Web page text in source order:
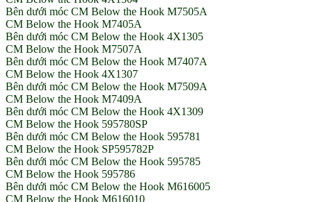
Bên dưới móc CM Below the Hook M7505A
CM Below the Hook M7405A
Bên dưới móc CM Below the Hook 4X1305
CM Below the Hook M7507A
Bên dưới móc CM Below the Hook M7407A
CM Below the Hook 4X1307
Bên dưới móc CM Below the Hook M7509A
CM Below the Hook M7409A
Bên dưới móc CM Below the Hook 4X1309
CM Below the Hook 595780SP
Bên dưới móc CM Below the Hook 595781
CM Below the Hook SP595782P
Bên dưới móc CM Below the Hook 595785
CM Below the Hook 595786
Bên dưới móc CM Below the Hook M616005
CM Below the Hook M616010